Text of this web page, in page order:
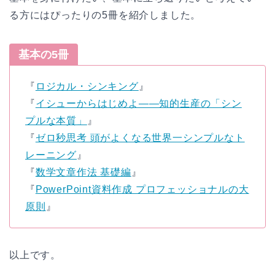
る方にはぴったりの5冊を紹介しました。
基本の5冊
『 ロジカル・シンキング 』
『イシューからはじめよ――知的生産の「シン
プルな本質」
』
『ゼロ秒思考 頭がよくなる世界一シンプルなト
レーニング 』
『数学文章作法 基礎編 』
『 PowerPoint資料作成 プロフェッショナルの大
原則 』
以上です。